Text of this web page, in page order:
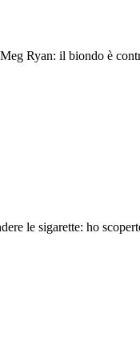
Ryan: il biondo è
le sigarette: ho